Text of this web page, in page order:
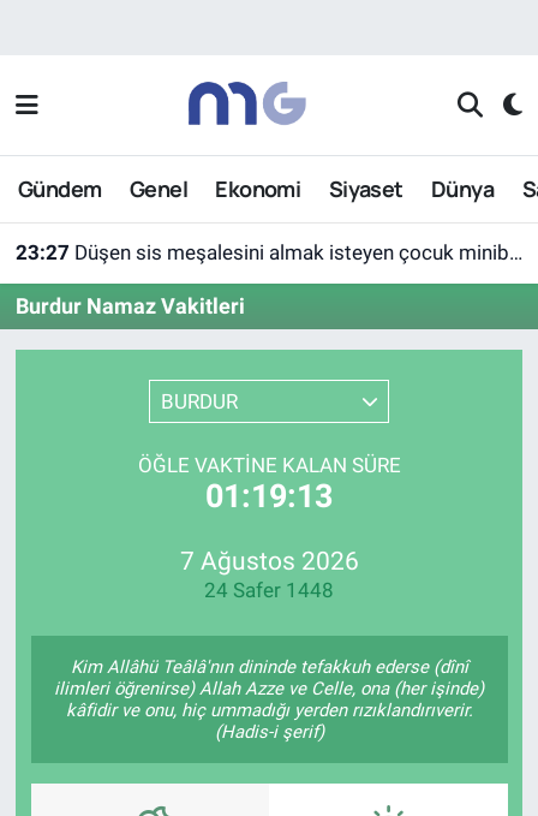
Gündem Genel Ekonomi Siyaset Dünya
23:27 Düşen sis meşalesini almak isteyen çocuk minibüsün altında kaldı
Burdur Namaz Vakitleri
BURDUR
ÖĞLE VAKTINE KALAN SÜRE
01:19:13
7 Ağustos 2026
24 Safer 1448
Kim Allâhü Teâlâ'nın dininde tefakkuh ederse (dînî
ilimleri öğrenirse) Allah Azze ve Celle, ona (her işinde)
kâfidir ve onu, hiç ummadığı yerden rızıklandırıverir.
(Hadis-i şerif)
Nöbetçi Eczaneler
Hava Durumu
Süper Lig Puan Durumu ve Fikstür
Tüm Manşetler
Son Dakika Haberleri